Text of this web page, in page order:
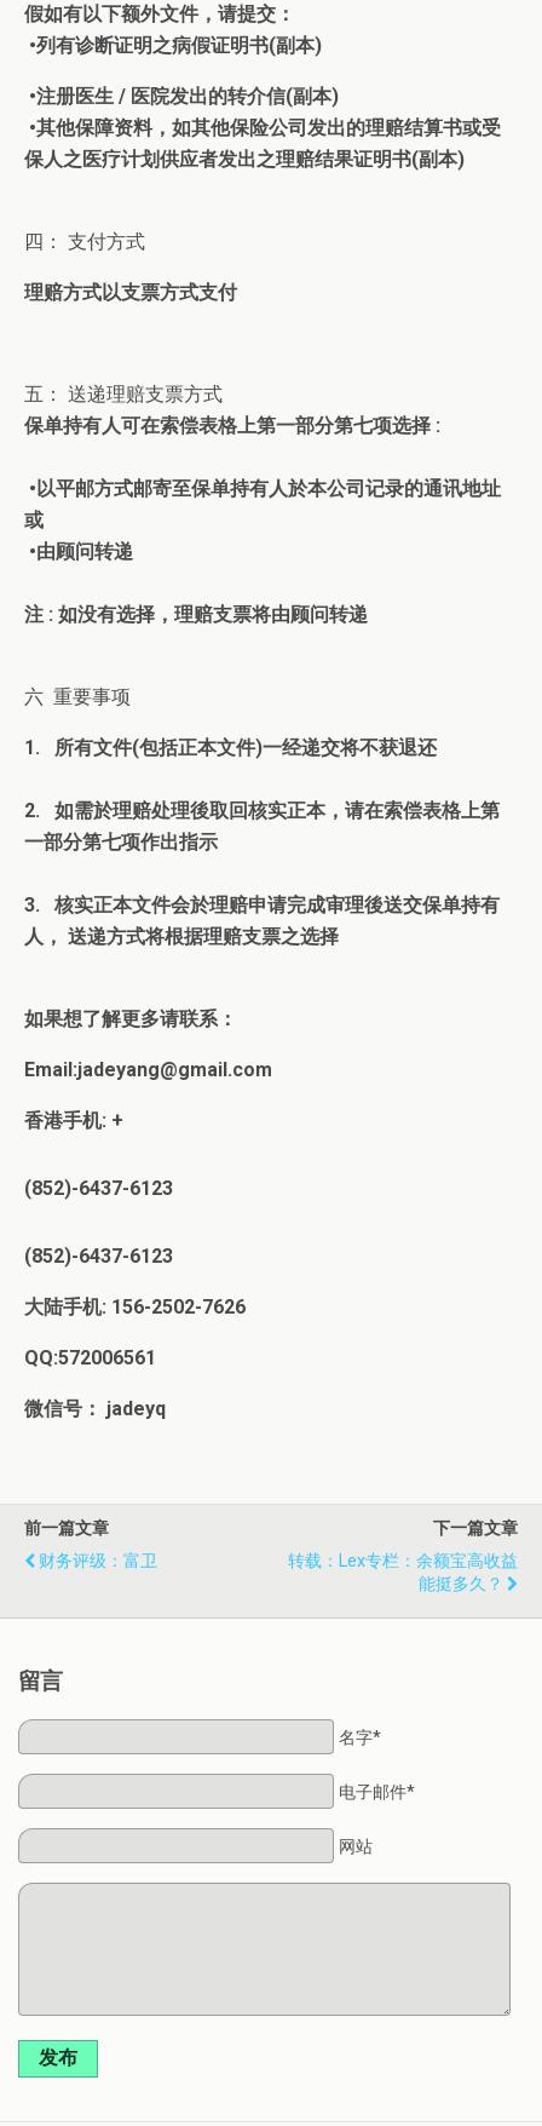
假如有以下额外文件，请提交：
•列有诊断证明之病假证明书(副本)
•注册医生 / 医院发出的转介信(副本)
•其他保障资料，如其他保险公司发出的理赔结算书或受
保人之医疗计划供应者发出之理赔结果证明书(副本)
四： 支付方式
理赔方式以支票方式支付
五： 送递理赔支票方式
保单持有人可在索偿表格上第一部分第七项选择 :
•以平邮方式邮寄至保单持有人於本公司记录的通讯地址
或
•由顾问转递
注 : 如没有选择，理赔支票将由顾问转递
六 重要事项
1. 所有文件(包括正本文件)一经递交将不获退还
2. 如需於理赔处理後取回核实正本，请在索偿表格上第
一部分第七项作出指示
3. 核实正本文件会於理赔申请完成审理後送交保单持有
人， 送递方式将根据理赔支票之选择
如果想了解更多请联系：
Email:jadeyang@gmail.com
香港手机: +
(852)-6437-6123
(852)-6437-6123
大陆手机: 156-2502-7626
QQ:572006561
微信号： jadeyq
前一篇文章
财务评级：富卫
下一篇文章
转载：Lex专栏：余额宝高收益
能挺多久？
留言
名字*
电子邮件*
网站
发布